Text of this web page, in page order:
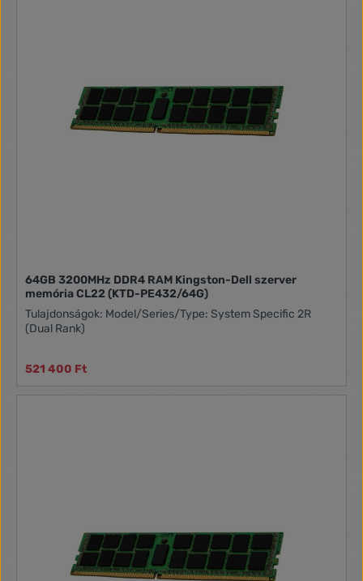
64GB 3200MHz DDR4 RAM Kingston-Dell szerver
memória CL22 (KTD-PE432/64G)
Tulajdonságok: Model/Series/Type: System Specific 2R
(Dual Rank)
521 400 Ft